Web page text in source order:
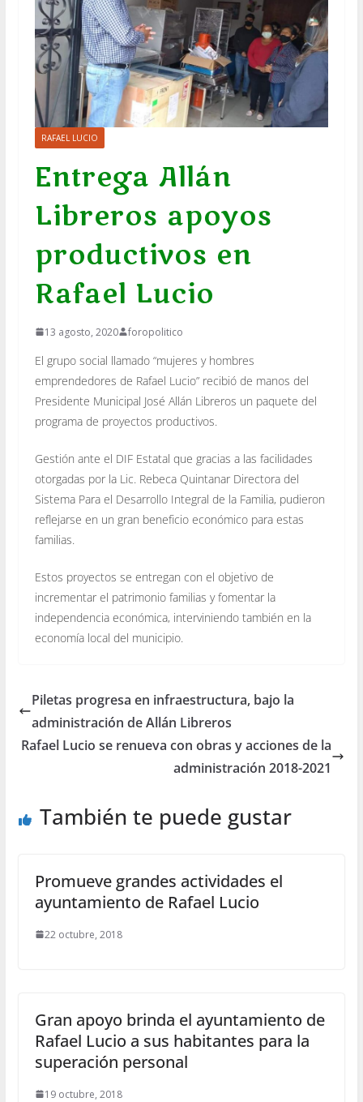
RAFAEL LUCIO
Entrega Allán
Libreros apoyos
productivos en
Rafael Lucio
13 agosto, 2020 foropolitico
El grupo social llamado “mujeres y hombres
emprendedores de Rafael Lucio” recibió de manos del
Presidente Municipal José Allán Libreros un paquete del
programa de proyectos productivos.
Gestión ante el DIF Estatal que gracias a las facilidades
otorgadas por la Lic. Rebeca Quintanar Directora del
Sistema Para el Desarrollo Integral de la Familia, pudieron
reflejarse en un gran beneficio económico para estas
familias.
Estos proyectos se entregan con el objetivo de
incrementar el patrimonio familias y fomentar la
independencia económica, interviniendo también en la
economía local del municipio.
Piletas progresa en infraestructura, bajo la
administración de Allán Libreros
Rafael Lucio se renueva con obras y acciones de la
administración 2018-2021
También te puede gustar
Promueve grandes actividades el
ayuntamiento de Rafael Lucio
22 octubre, 2018
Gran apoyo brinda el ayuntamiento de
Rafael Lucio a sus habitantes para la
superación personal
19 octubre, 2018